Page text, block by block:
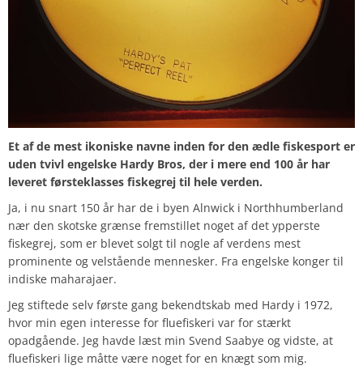
Et af de mest ikoniske navne inden for den ædle fiskesport er
uden tvivl engelske Hardy Bros, der i mere end 100 år har
leveret førsteklasses fiskegrej til hele verden.
Ja, i nu snart 150 år har de i byen Alnwick i Northhumberland
nær den skotske grænse fremstillet noget af det ypperste
fiskegrej, som er blevet solgt til nogle af verdens mest
prominente og velstående mennesker. Fra engelske konger til
indiske maharajaer.
Jeg stiftede selv første gang bekendtskab med Hardy i 1972,
hvor min egen interesse for fluefiskeri var for stærkt
opadgående. Jeg havde læst min Svend Saabye og vidste, at
fluefiskeri lige måtte være noget for en knægt som mig.